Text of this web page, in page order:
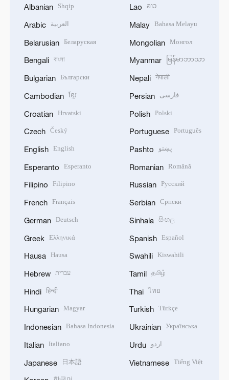
Albanian Shqip
Arabic العربية
Belarusian Беларуская
Bengali বাংলা
Bulgarian Български
Cambodian ខ្មែរ
Croatian Hrvatski
Czech Český
English English
Esperanto Esperanto
Filipino Filipino
French Français
German Deutsch
Greek Ελληνικά
Hausa Hausa
Hebrew עברית
Hindi हिन्दी
Hungarian Magyar
Indonesian Bahasa Indonesia
Italian Italiano
Japanese 日本語
Lao ລາວ
Malay Bahasa Melayu
Mongolian Монгол
Myanmar မြန်မာဘာသာ
Nepali नेपाली
Persian فارسی
Polish Polski
Portuguese Português
Pashto پښتو
Romanian Română
Russian Русский
Serbian Српски
Sinhala සිංහල
Spanish Español
Swahili Kiswahili
Tamil தமிழ்
Thai ไทย
Turkish Türkçe
Ukrainian Українська
Urdu اردو
Vietnamese Tiếng Việt